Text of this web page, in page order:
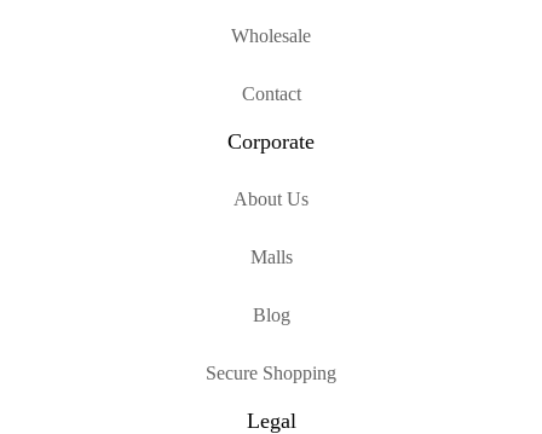
Wholesale
Contact
Corporate
About Us
Malls
Blog
Secure Shopping
Legal